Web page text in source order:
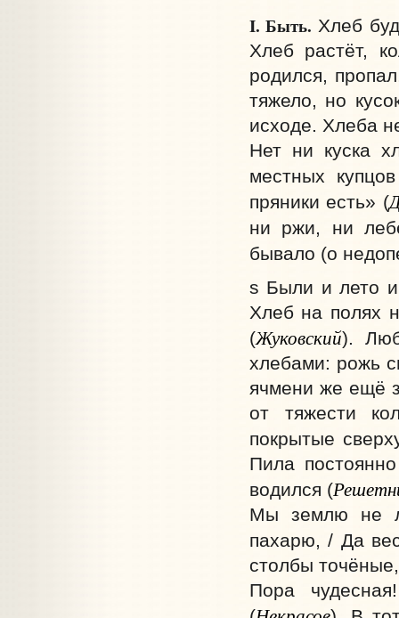
I. Быть.Хлеб
Хлеб растёт,
родился,
тяжело, но
исходе. Хлеба
Нет ни куска
местных
пряники есть» (
ни ржи, ни
бывало (о
s Были и лето
Хлеб на полях
(Жуковский).
хлебами: рожь
ячмени же ещё
от тяжести
покрытые
Пила
водился (
Мы землю не
пахарю, / Да
столбы
Пора